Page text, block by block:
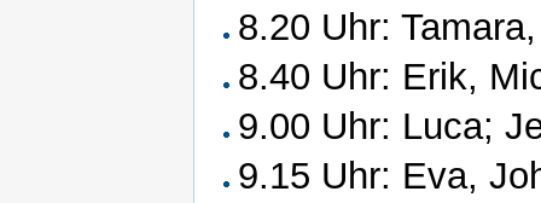
8.20 Uhr:
8.40 Uhr: Erik,
9.00 Uhr: Luca;
9.15 Uhr: Eva,